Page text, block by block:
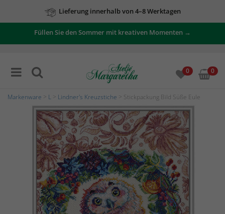
Lieferung innerhalb von 4–8 Werktagen
Füllen Sie den Sommer mit kreativen Momenten →
0 0
Markenware L Lindner's Kreuzstiche > Stickpackung Bild Süße Eule